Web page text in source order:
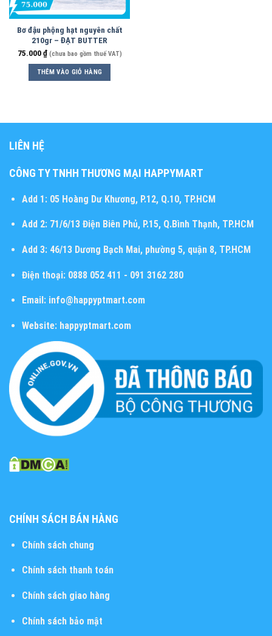
Bơ đậu phộng hạt nguyên chất
210gr – ĐẠT BUTTER
75.000₫ (chưa bao gồm thuế VAT)
THÊM VÀO GIỎ HÀNG
LIÊN HỆ
CÔNG TY TNHH THƯƠNG MẠI HAPPYMART
Add 1:05 Hoàng Dư Khương, P.12, Q.10, TP.HCM
Add 2:71/6/13 Điện Biên Phủ, P.15, Q.Bình Thạnh, TP.HCM
Add 3:46/13 Dương Bạch Mai, phường 5, quận 8, TP.HCM
Điện thoại:0888 052 411 - 091 3162 280
Email:info@happyptmart.com
Website: happyptmart.com
CHÍNH SÁCH BÁN HÀNG
Chính sách chung
Chính sách thanh toán
Chính sách giao hàng
Chính sách bảo mật